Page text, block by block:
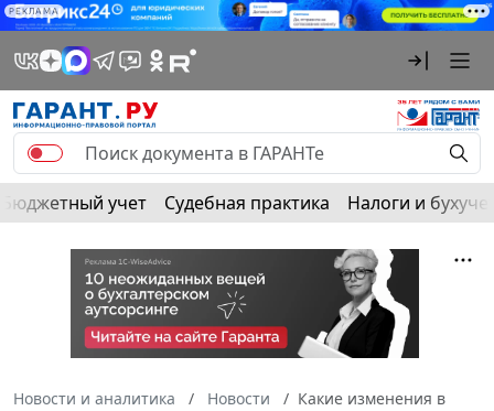
РЕКЛАМА
Бюджетный учет Судебная практика Налоги и
Новости и аналитика Новости
Какие изменения в